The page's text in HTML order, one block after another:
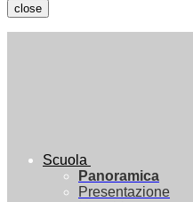
close
Scuola
Panoramica
Presentazione